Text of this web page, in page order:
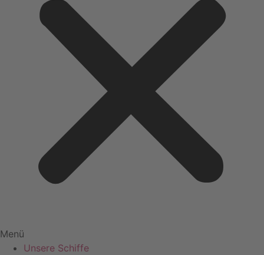
Menü
Unsere Schiffe